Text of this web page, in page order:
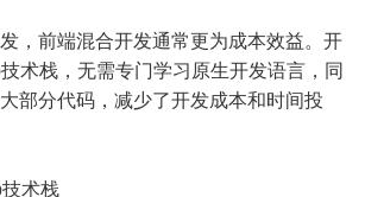
，前端混合开发通常更为成本效益。开
术栈，无需专门学习原生开发语言，同
部分代码，减少了开发成本和时间投
术栈